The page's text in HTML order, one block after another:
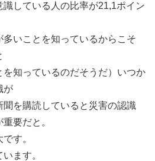
している人の比率が21,1ポイン
いことを知っているからこそ
知っているのだそうだ）いつか
が
を購読していると災害の認識
要だと。
す。
ます。